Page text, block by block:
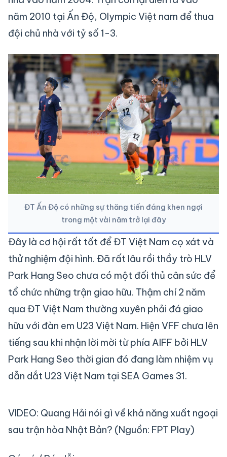
năm 2010 tại Ấn Độ, Olympic Việt nam để thua
đội chủ nhà với tỷ số 1-3.
ĐT Ấn Độ có những sự thăng tiến đáng khen ngợi
trong một vài năm trở lại đây
Đây là cơ hội rất tốt để ĐT Việt Nam cọ xát và
thử nghiệm đội hình. Đã rất lâu rồi thầy trò HLV
Park Hang Seo chưa có một đối thủ cân sức để
tổ chức những trận giao hữu. Thậm chí 2 năm
qua ĐT Việt Nam thường xuyên phải đá giao
hữu với đàn em U23 Việt Nam. Hiện VFF chưa lên
tiếng sau khi nhận lời mời từ phía AIFF bởi HLV
Park Hang Seo thời gian đó đang làm nhiệm vụ
dẫn dắt U23 Việt Nam tại SEA Games 31.
VIDEO: Quang Hải nói gì về khả năng xuất ngoại
sau trận hòa Nhật Bản? (Nguồn: FPT Play)